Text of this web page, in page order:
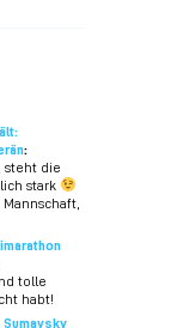
:
steht die
stark
tolle
habt!